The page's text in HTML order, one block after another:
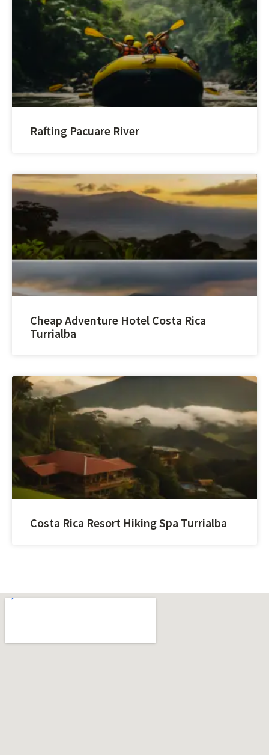
Rafting Pacuare River
Cheap Adventure Hotel Costa Rica
Turrialba
Costa Rica Resort Hiking Spa Turrialba